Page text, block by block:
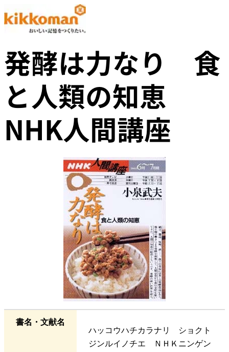
発酵は力なり 食
と人類の知恵
NHK人間講座
書名・文献名
ハッコウハチカラナリ ショクト
ジンルイノチエ ＮＨＫニンゲン